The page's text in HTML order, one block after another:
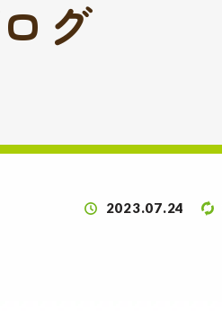
グ
2023.07.24